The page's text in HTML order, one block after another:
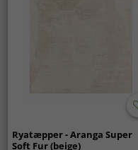
Ryatæpper - Aranga Super
Soft Fur (beige)